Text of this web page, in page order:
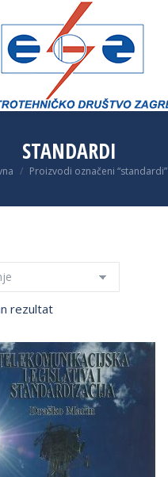
STANDARDI
here:Proizvodi označeni “standardi”
rezultat